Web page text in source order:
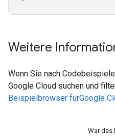
Weitere
Wenn Sie nach
Google Cloud suchen und
Beispielbrowser fürGoogle
War das